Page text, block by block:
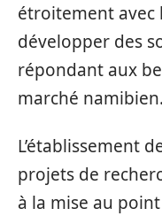
étroitement avec
développer des
répondant aux
marché namibien.
L’établissement
projets de
à la mise au